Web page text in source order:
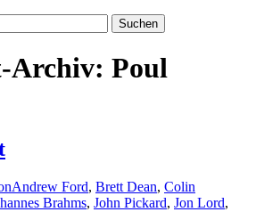
Archiv: Poul
Andrew Ford, Brett Dean, Colin
Brahms, John Pickard, Jon Lord,